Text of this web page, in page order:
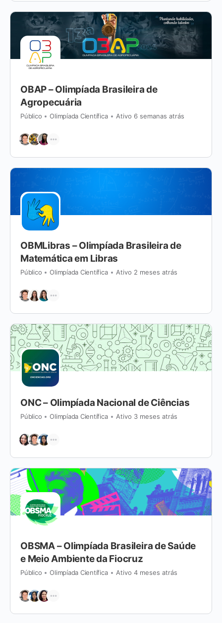
OBAP – Olimpíada Brasileira de
Agropecuária
Público Olimpíada Científica Ativo 6 semanas atrás
OBMLibras – Olimpíada Brasileira de
Matemática em Libras
Público Olimpíada Científica Ativo 2 meses atrás
ONC – Olimpíada Nacional de Ciências
Público Olimpíada Científica Ativo 3 meses atrás
OBSMA – Olimpíada Brasileira de Saúde
e Meio Ambiente da Fiocruz
Público Olimpíada Científica Ativo 4 meses atrás